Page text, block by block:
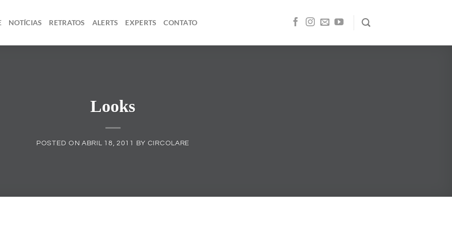
NOTÍCIAS RETRATOS ALERTS EXPERTS CONTATO
Looks
POSTED ON ABRIL 18, 2011 BY CIRCOLARE